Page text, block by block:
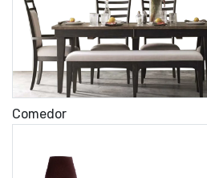
Comedor